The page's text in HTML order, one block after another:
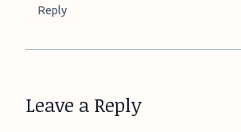
Reply
Leave a Reply